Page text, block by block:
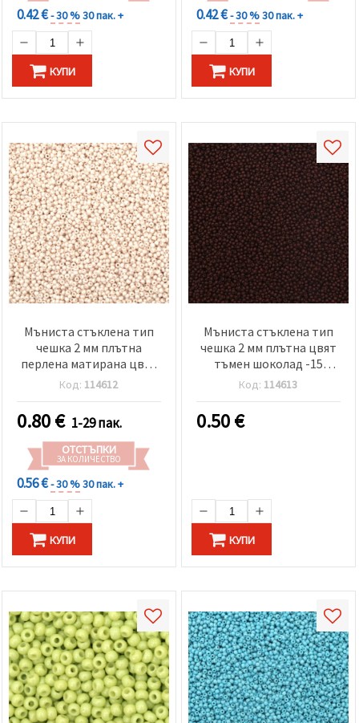
0.42 €- 30 %30 пак. +
КУПИ
0.42 €- 30 %30 пак. +
КУПИ
Мъниста стъклена тип
чешка 2 мм плътна
перлена матирана цвят
светла стрида -15 грама
Код: 114612
0.80€ 1-29 пак.
ОТСТЪПКИ
ЗА КОЛИЧЕСТВО
0.56 €- 30 %30 пак. +
КУПИ
Мъниста стъклена тип
чешка 2 мм плътна цвят
тъмен шоколад -15
грама ~2050 броя
Код: 114613
0.50€
КУПИ